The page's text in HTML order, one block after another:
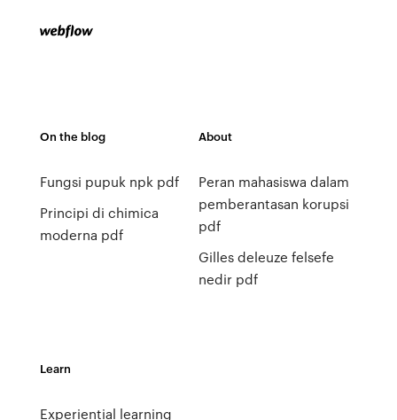
On the blog
Fungsi pupuk npk pdf
Principi di chimica
moderna pdf
About
Peran mahasiswa dalam
pemberantasan korupsi
pdf
Gilles deleuze felsefe
nedir pdf
Learn
Experiential learning